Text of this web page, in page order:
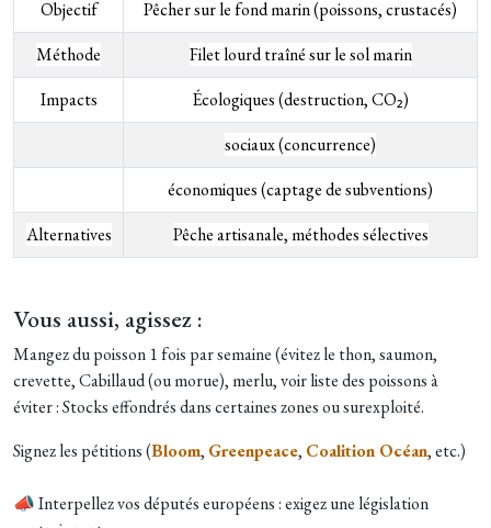
Objectif
Pêcher sur le fond marin (poissons, crustacés)
Méthode
Filet lourd traîné sur le sol marin
Impacts
Écologiques (destruction, CO₂)
sociaux (concurrence)
économiques (captage de subventions)
Alternatives
Pêche artisanale, méthodes sélectives
Vous aussi, agissez :
Mangez du poisson 1 fois par semaine (évitez le thon, saumon,
crevette, Cabillaud (ou morue), merlu, voir liste des poissons à
éviter : Stocks effondrés dans certaines zones ou surexploité.
Signez les pétitions (Bloom, Greenpeace, Coalition Océan, etc.)
📣 Interpellez vos députés européens : exigez une législation